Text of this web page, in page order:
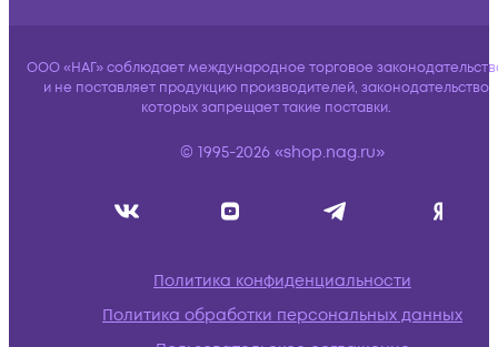
ООО «НАГ» соблюдает международное торговое
и не поставляет продукцию производителей, законодательство
которых запрещает такие поставки.
© 1995-2026 «shop.nag.ru»
Политика конфиденциальности
Политика обработки персональных данных